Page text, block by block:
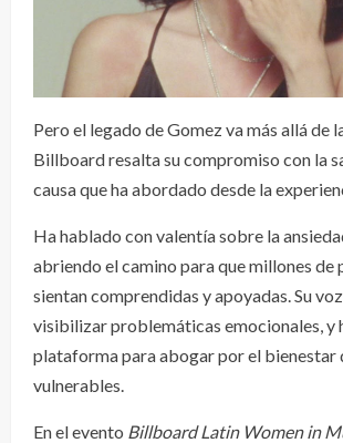
Pero el legado de Gomez va más allá de
Billboard resalta su compromiso con la
causa que ha abordado desde la
Ha hablado con valentía sobre la
abriendo el camino para que millones de
sientan comprendidas y apoyadas. Su
visibilizar problemáticas emocionales, y
plataforma para abogar por el bienestar
vulnerables.
En el evento Billboard Latin Women in